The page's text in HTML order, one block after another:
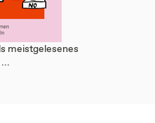
meistgelesenes